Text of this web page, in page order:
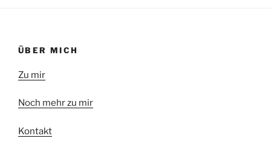
ÜBER MICH
Zu mir
Noch mehr zu mir
Kontakt